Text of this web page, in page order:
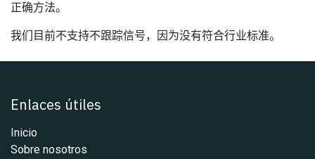
正确方法。
我们目前不支持不跟踪信号，因为没有符合行业标准。
Enlaces útiles
Inicio
Sobre nosotros